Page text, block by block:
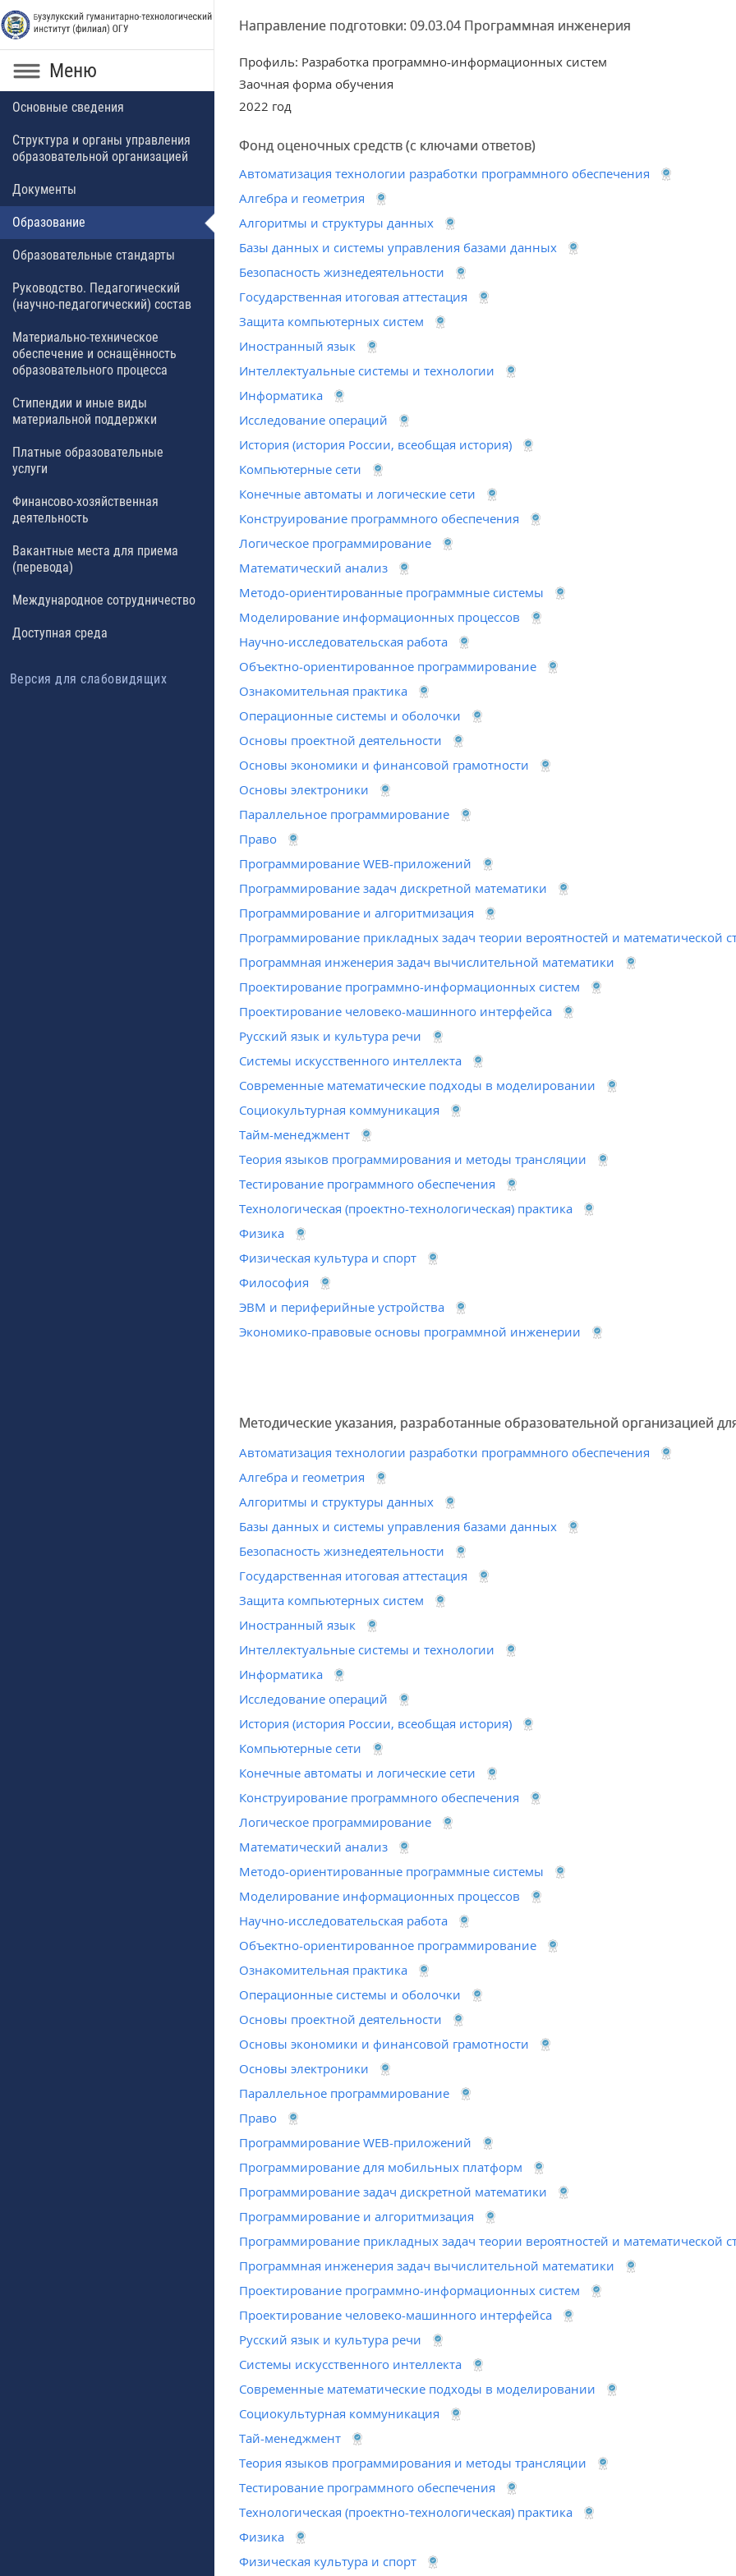
Направление подготовки: 09.03.04 Программная инженерия
Профиль: Разработка программно-информационных систем
Заочная форма обучения
2022 год
Фонд оценочных средств (с ключами ответов)
Автоматизация технологии разработки программного обеспечения
Алгебра и геометрия
Алгоритмы и структуры данных
Базы данных и системы управления базами данных
Безопасность жизнедеятельности
Государственная итоговая аттестация
Защита компьютерных систем
Иностранный язык
Интеллектуальные системы и технологии
Информатика
Исследование операций
История (история России, всеобщая история)
Компьютерные сети
Конечные автоматы и логические сети
Конструирование программного обеспечения
Логическое программирование
Математический анализ
Методо-ориентированные программные системы
Моделирование информационных процессов
Научно-исследовательская работа
Объектно-ориентированное программирование
Ознакомительная практика
Операционные системы и оболочки
Основы проектной деятельности
Основы экономики и финансовой грамотности
Основы электроники
Параллельное программирование
Право
Программирование WEB-приложений
Программирование задач дискретной математики
Программирование и алгоритмизация
Программирование прикладных задач теории вероятностей и математической
Программная инженерия задач вычислительной математики
Проектирование программно-информационных систем
Проектирование человеко-машинного интерфейса
Русский язык и культура речи
Системы искусственного интеллекта
Современные математические подходы в моделировании
Социокультурная коммуникация
Тайм-менеджмент
Теория языков программирования и методы трансляции
Тестирование программного обеспечения
Технологическая (проектно-технологическая) практика
Физика
Физическая культура и спорт
Философия
ЭВМ и периферийные устройства
Экономико-правовые основы программной инженерии
Методические указания, разработанные образовательной организацией
Автоматизация технологии разработки программного обеспечения
Алгебра и геометрия
Алгоритмы и структуры данных
Базы данных и системы управления базами данных
Безопасность жизнедеятельности
Государственная итоговая аттестация
Защита компьютерных систем
Иностранный язык
Интеллектуальные системы и технологии
Информатика
Исследование операций
История (история России, всеобщая история)
Компьютерные сети
Конечные автоматы и логические сети
Конструирование программного обеспечения
Логическое программирование
Математический анализ
Методо-ориентированные программные системы
Моделирование информационных процессов
Научно-исследовательская работа
Объектно-ориентированное программирование
Ознакомительная практика
Операционные системы и оболочки
Основы проектной деятельности
Основы экономики и финансовой грамотности
Основы электроники
Параллельное программирование
Право
Программирование WEB-приложений
Программирование для мобильных платформ
Программирование задач дискретной математики
Программирование и алгоритмизация
Программирование прикладных задач теории вероятностей и математической
Программная инженерия задач вычислительной математики
Проектирование программно-информационных систем
Проектирование человеко-машинного интерфейса
Русский язык и культура речи
Системы искусственного интеллекта
Современные математические подходы в моделировании
Социокультурная коммуникация
Тай-менеджмент
Теория языков программирования и методы трансляции
Тестирование программного обеспечения
Технологическая (проектно-технологическая) практика
Физика
Физическая культура и спорт
Меню
Основные сведения
Структура и органы управления
образовательной организацией
Документы
Образование
Образовательные стандарты
Руководство. Педагогический
(научно-педагогический) состав
Материально-техническое
обеспечение и оснащённость
образовательного процесса
Стипендии и иные виды
материальной поддержки
Платные образовательные
услуги
Финансово-хозяйственная
деятельность
Вакантные места для приема
(перевода)
Международное сотрудничество
Доступная среда
Версия для слабовидящих